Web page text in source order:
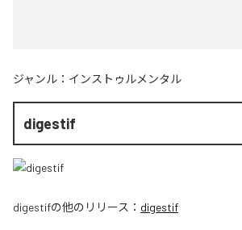
ジャンル： インストゥルメンタル
digestif
digestifの他のリリース： digestif